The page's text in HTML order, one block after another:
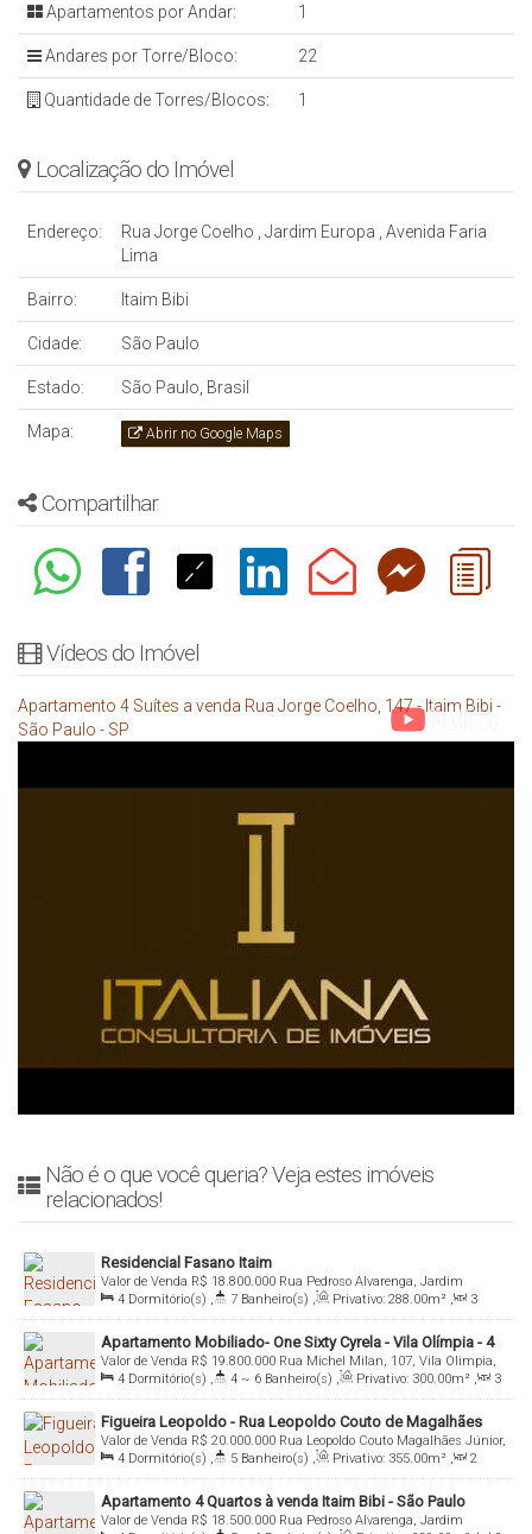
Apartamentos por Andar: 1
Andares por Torre/Bloco: 22
Quantidade de Torres/Blocos: 1
Localização do Imóvel
Endereço: Rua Jorge Coelho , Jardim Europa , Avenida Faria
Lima
Bairro: Itaim Bibi
Cidade: São Paulo
Estado: São Paulo, Brasil
Mapa: Abrir no Google Maps
Compartilhar
Vídeos do Imóvel
Apartamento 4 Suítes a venda Rua Jorge Coelho, 147 - Itaim Bibi -
São Paulo - SP
Não é o que você queria? Veja estes imóveis
relacionados!
Residencial Fasano Itaim
R$ 18.800.000
Valor de Venda
Rua Pedroso Alvarenga, Jardim
América, 04531-002, Itaim Bibi, São Paulo, São Paulo, Brasil
4 Dormitório(s) , 7 Banheiro(s) , Privativo: 288.00m² ,
3
Sala(s) , 4 Suíte(s) , Total: 288.00m² , 4 Vaga(s) ,
Útil:
288.00m²
Apartamento Mobiliado- One Sixty Cyrela - Vila Olímpia - 4
Suítes - 4 Vagas
R$ 19.800.000
Valor de Venda
Rua Michel Milan, 107, Vila Olimpia,
04545-015, Itaim Bibi, São Paulo, São Paulo, Brasil
4 Dormitório(s) , 4 ~ 6 Banheiro(s) , Privativo: 300.00m² ,
3
Sala(s) , 4 Suíte(s) , Total: 300.00m² , 4 Vaga(s) ,
Útil:
300.00m²
Figueira Leopoldo - Rua Leopoldo Couto de Magalhães
1142 - Itaim Bibi - São Paulo
R$ 20.000.000
Valor de Venda
Rua Leopoldo Couto Magalhães Júnior,
1142, Jardim Europa, 04542-012, Itaim Bibi, São Paulo, São Paulo,
Brasil
4 Dormitório(s) , 5 Banheiro(s) , Privativo: 355.00m² ,
2
Sala(s) , 4 Suíte(s) , Total: 355.00m² , 4 Vaga(s) ,
Útil:
355.00m² , Terreno: 1764.00m²
Apartamento 4 Quartos à venda Itaim Bibi - São Paulo
R$ 18.500.000
Valor de Venda
Rua Pedroso Alvarenga, Jardim